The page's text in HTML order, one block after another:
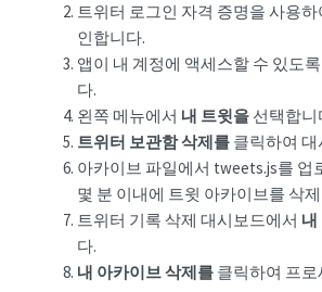
트위터 로그인 자격 증명을 사용
인합니다.
앱이 내 계정에 액세스할 수 있도
다.
왼쪽 메뉴에서 내 트윗을 선택합니
트위터 보관함 삭제를 클릭하여
아카이브 파일에서 tweets.js를 업
몇 분 이내에 트윗 아카이브를 삭
트위터 기록 삭제 대시보드에서 내
다.
내 아카이브 삭제를 클릭하여 프